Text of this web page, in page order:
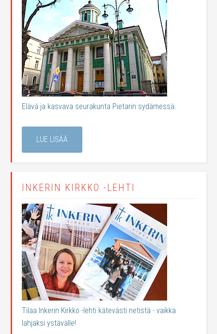
Elävä ja kasvava seurakunta Pietarin sydämessä.
LUE LISÄÄ
INKERIN KIRKKO -LEHTI
Tilaa Inkerin Kirkko -lehti kätevästi netistä - vaikka
lahjaksi ystävälle!